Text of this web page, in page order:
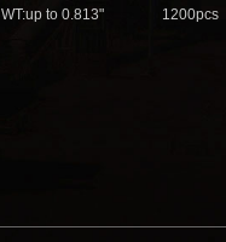
WT:up to 0.813" 1200pcs